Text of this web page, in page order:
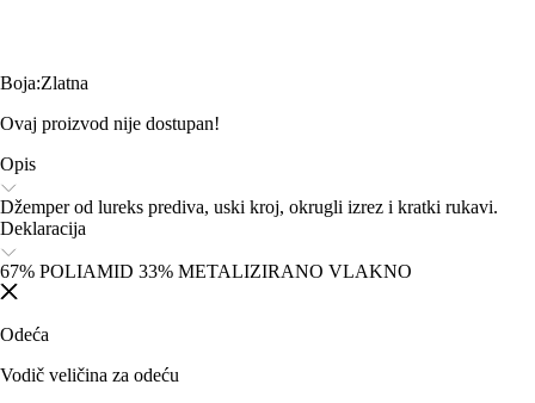
Boja:Zlatna
Ovaj proizvod nije dostupan!
Opis
Džemper od lureks prediva, uski kroj, okrugli izrez i kratki rukavi.
Deklaracija
67% POLIAMID 33% METALIZIRANO VLAKNO
Odeća
Vodič veličina za odeću